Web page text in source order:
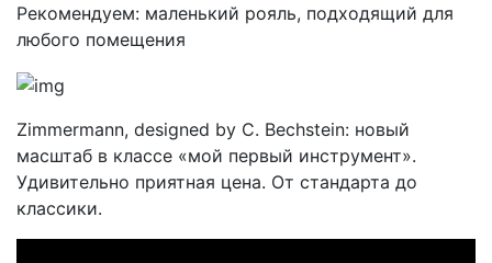
Рекомендуем: маленький рояль, подходящий для
любого помещения
Zimmermann, designed by C. Bechstein: новый
масштаб в классе «мой первый инструмент».
Удивительно приятная цена. От стандарта до
классики.